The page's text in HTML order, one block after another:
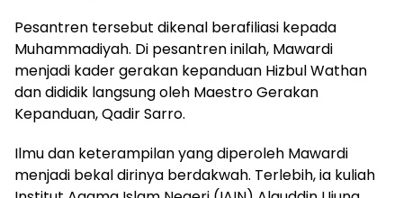
Pesantren tersebut dikenal berafiliasi kepada
Muhammadiyah. Di pesantren inilah, Mawardi
menjadi kader gerakan kepanduan Hizbul Wathan
dan dididik langsung oleh Maestro Gerakan
Kepanduan, Qadir Sarro.
Ilmu dan keterampilan yang diperoleh Mawardi
menjadi bekal dirinya berdakwah. Terlebih, ia kuliah